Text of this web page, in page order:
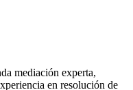
mediación experta,
en resolución de